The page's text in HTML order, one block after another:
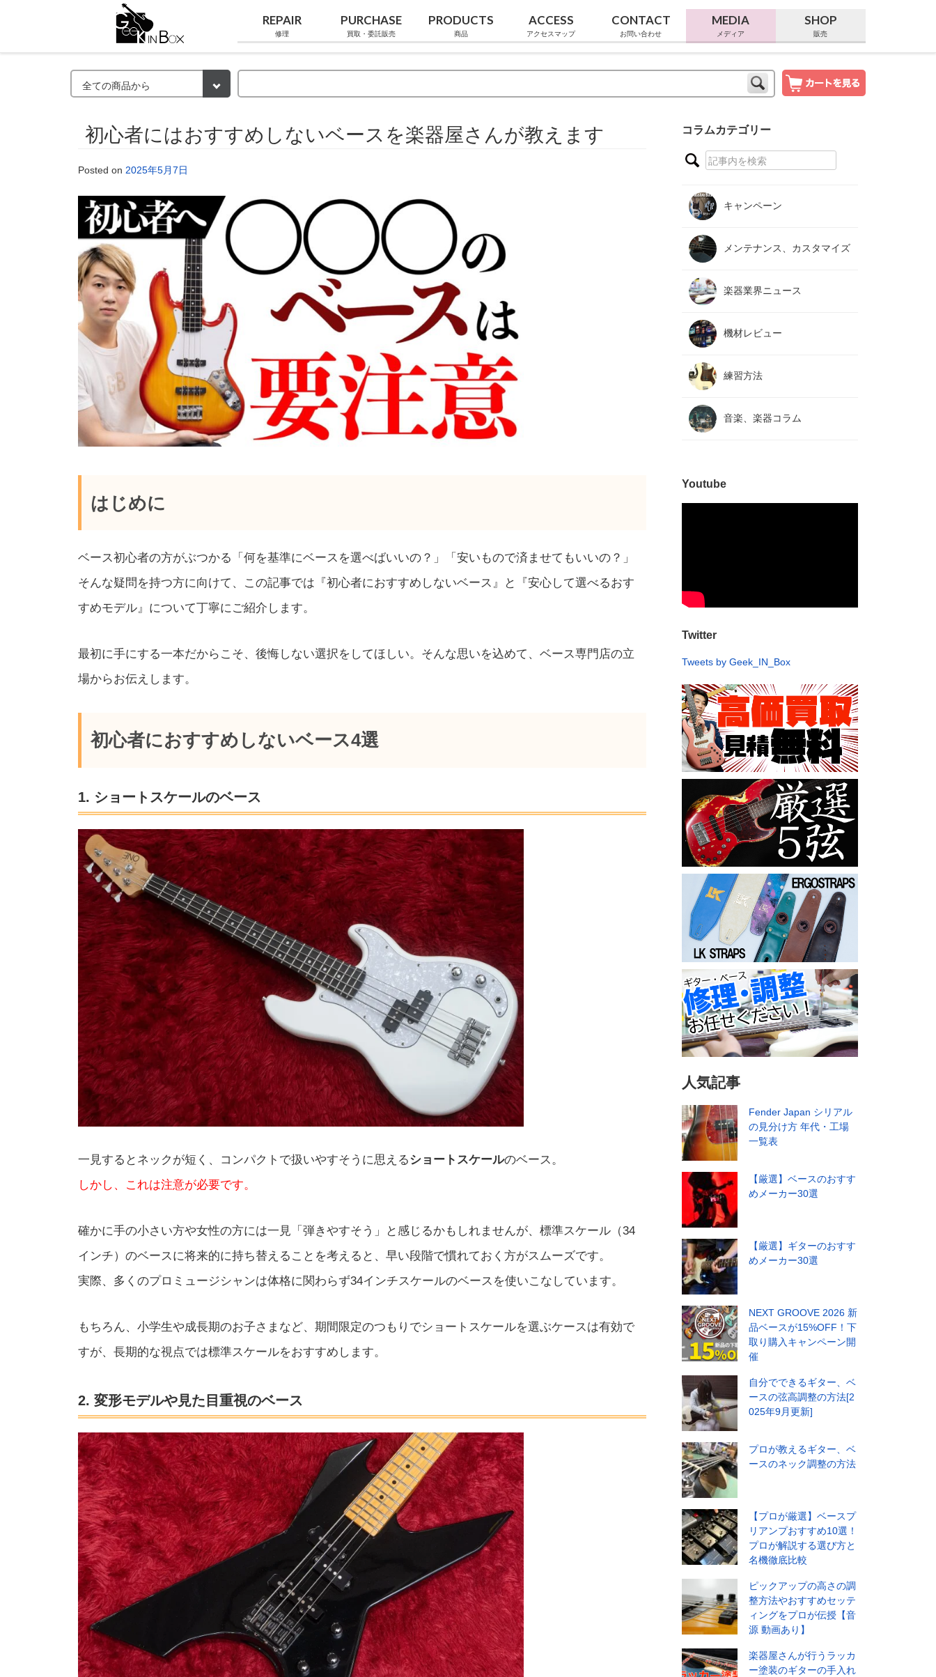
REPAIR
修理
PURCHASE
買取・委託販売
PRODUCTS
商品
ACCESS
アクセスマップ
CONTACT
お問い合わせ
MEDIA
メディア
SHOP
販売
初心者にはおすすめしないベースを楽器屋さんが教えます
Posted on2025年5月7日
はじめに
ベース初心者の方がぶつかる「何を基準にベースを選べばいいの？」「安いもので済ませてもいいの？」
そんな疑問を持つ方に向けて、この記事では『初心者におすすめしないベース』と『安心して選べるおす
すめモデル』について丁寧にご紹介します。
最初に手にする一本だからこそ、後悔しない選択をしてほしい。そんな思いを込めて、ベース専門店の立
場からお伝えします。
初心者におすすめしないベース4選
1. ショートスケールのベース
一見するとネックが短く、コンパクトで扱いやすそうに思えるショートスケールのベース。
しかし、これは注意が必要です。
確かに手の小さい方や女性の方には一見「弾きやすそう」と感じるかもしれませんが、標準スケール（34
インチ）のベースに将来的に持ち替えることを考えると、早い段階で慣れておく方がスムーズです。
実際、多くのプロミュージシャンは体格に関わらず34インチスケールのベースを使いこなしています。
もちろん、小学生や成長期のお子さまなど、期間限定のつもりでショートスケールを選ぶケースは有効で
すが、長期的な視点では標準スケールをおすすめします。
2. 変形モデルや見た目重視のベース
コラムカテゴリー
キャンペーン
メンテナンス、カスタマイズ
楽器業界ニュース
機材レビュー
練習方法
音楽、楽器コラム
Youtube
Twitter
Tweets by Geek_IN_Box
人気記事
Fender Japan シリアル
の見分け方 年代・工場
一覧表
【厳選】ベースのおすす
めメーカー30選
【厳選】ギターのおすす
めメーカー30選
NEXT GROOVE 2026 新
品ベースが15%OFF！下
取り購入キャンペーン開
催
自分でできるギター、ベ
ースの弦高調整の方法[2
025年9月更新]
プロが教えるギター、ベ
ースのネック調整の方法
【プロが厳選】ベースプ
リアンプおすすめ10選！
プロが解説する選び方と
名機徹底比較
ピックアップの高さの調
整方法やおすすめセッテ
ィングをプロが伝授【音
源 動画あり】
楽器屋さんが行うラッカ
ー塗装のギターの手入れ